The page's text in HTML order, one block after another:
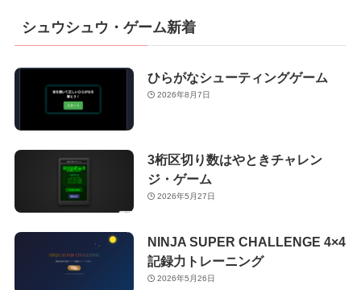
シュウシュウ・ゲーム新着
ひらがなシューティングゲーム
2026年8月7日
3桁区切り数はやときチャレン
ジ・ゲーム
2026年5月27日
NINJA SUPER CHALLENGE 4×4
記録力トレーニング
2026年5月26日